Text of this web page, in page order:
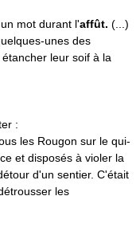
mot durant l'affût. (...)
unes des
leur soif à la
:
les Rougon sur le qui-
et disposés à violer la
d'un sentier. C'était
les